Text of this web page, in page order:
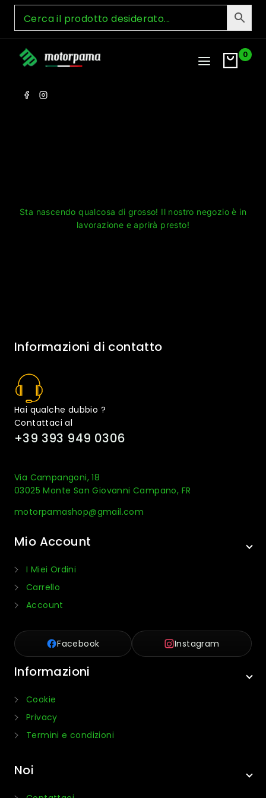
Skip
content
0
Sta nascendo qualcosa di grosso! Il nostro negozio è in
lavorazione e aprirà presto!
Informazioni di contatto
Hai qualche dubbio ?
Contattaci al
+39 393 949 0306
Via Campangoni, 18
03025 Monte San Giovanni Campano, FR
motorpamashop@gmail.com
Mio Account
I Miei Ordini
Carrello
Account
Facebook Instagram
Informazioni
Cookie
Privacy
Termini e condizioni
Noi